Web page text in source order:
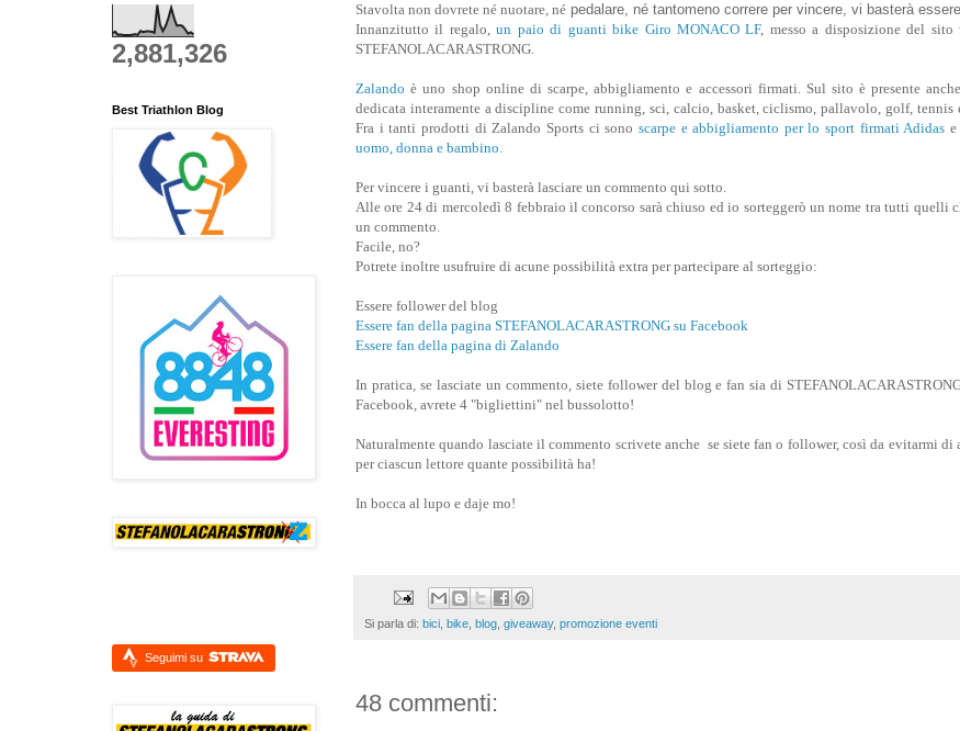
Stavolta non dovrete né nuotare, né pedalare, né tantomeno correre per vincere, vi basterà
Innanzitutto il regalo,un paio di guanti bike Giro MONACO LF, messo a disposizione del sito
STEFANOLACARASTRONG.
Zalando è uno shop online di scarpe, abbigliamento e accessori firmati. Sul sito è presente
dedicata interamente a discipline come running, sci, calcio, basket, ciclismo, pallavolo, golf, tennis
Fra i tanti prodotti di Zalando Sports ci sono scarpe e abbigliamento per lo sport firmati Adidas e
uomo, donna e bambino.
Per vincere i guanti, vi basterà lasciare un commento qui sotto.
Alle ore 24 di mercoledì 8 febbraio il concorso sarà chiuso ed io sorteggerò un nome tra tutti quelli
un commento.
Facile, no?
Potrete inoltre usufruire di acune possibilità extra per partecipare al sorteggio:
Essere follower del blog
Essere fan della pagina STEFANOLACARASTRONG su Facebook
Essere fan della pagina di Zalando
In pratica, se lasciate un commento, siete follower del blog e fan sia di
Facebook, avrete 4 "bigliettini" nel bussolotto!
Naturalmente quando lasciate il commento scrivete anche se siete fan o follower, così da evitarmi di
per ciascun lettore quante possibilità ha!
In bocca al lupo e daje mo!
Si parla di: bici bike blog giveaway, promozione eventi
48 commenti:
2,881,326
Best Triathlon Blog
Seguimi su